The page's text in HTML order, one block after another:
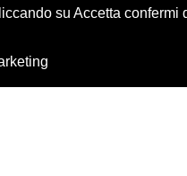
su Accetta